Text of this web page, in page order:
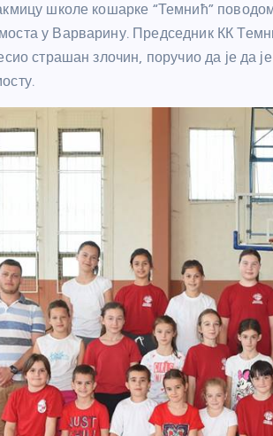
школе кошарке “Темнић”
у Варварину. Председник КК
страшан злочин, поручио да је да